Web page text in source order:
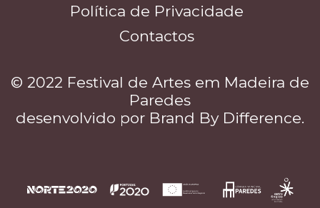
Política de Privacidade
Contactos
© 2022 Festival de Artes em Madeira de
Paredes
desenvolvido por Brand By Difference.